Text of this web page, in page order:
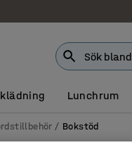
Lunchrum
Bokstöd